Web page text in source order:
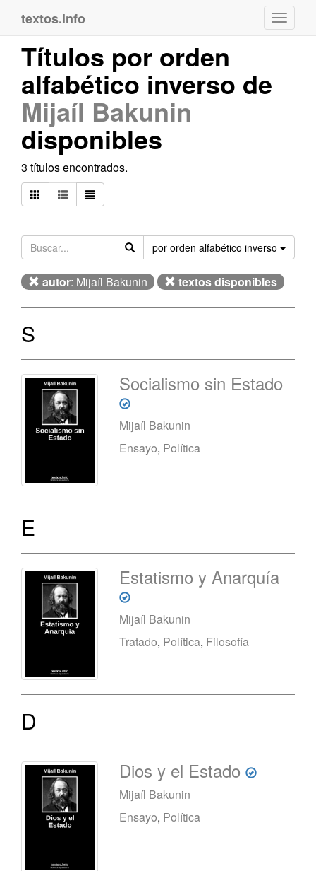
textos.info
Títulos por orden
alfabético inverso de
Mijaíl Bakunin
disponibles
3 títulos encontrados.
por orden alfabético inverso
autor: Mijaíl Bakunin textos disponibles
S
Socialismo sin Estado
Mijaíl Bakunin
Ensayo, Política
E
Estatismo y Anarquía
Mijaíl Bakunin
Tratado, Política, Filosofía
D
Dios y el Estado
Mijaíl Bakunin
Ensayo, Política